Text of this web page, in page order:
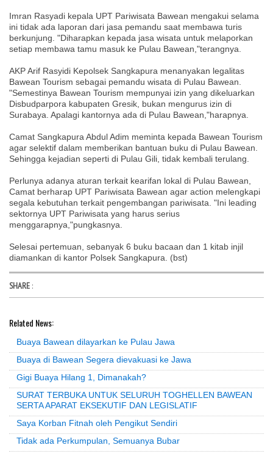
Imran Rasyadi kepala UPT Pariwisata Bawean mengakui selama
ini tidak ada laporan dari jasa pemandu saat membawa turis
berkunjung. "Diharapkan kepada jasa wisata untuk melaporkan
setiap membawa tamu masuk ke Pulau Bawean,"terangnya.
AKP Arif Rasyidi Kepolsek Sangkapura menanyakan legalitas
Bawean Tourism sebagai pemandu wisata di Pulau Bawean.
"Semestinya Bawean Tourism mempunyai izin yang dikeluarkan
Disbudparpora kabupaten Gresik, bukan mengurus izin di
Surabaya. Apalagi kantornya ada di Pulau Bawean,"harapnya.
Camat Sangkapura Abdul Adim meminta kepada Bawean Tourism
agar selektif dalam memberikan bantuan buku di Pulau Bawean.
Sehingga kejadian seperti di Pulau Gili, tidak kembali terulang.
Perlunya adanya aturan terkait kearifan lokal di Pulau Bawean,
Camat berharap UPT Pariwisata Bawean agar action melengkapi
segala kebutuhan terkait pengembangan pariwisata. "Ini leading
sektornya UPT Pariwisata yang harus serius
menggarapnya,"pungkasnya.
Selesai pertemuan, sebanyak 6 buku bacaan dan 1 kitab injil
diamankan di kantor Polsek Sangkapura. (bst)
SHARE :
Related News:
Buaya Bawean dilayarkan ke Pulau Jawa
Buaya di Bawean Segera dievakuasi ke Jawa
Gigi Buaya Hilang 1, Dimanakah?
SURAT TERBUKA UNTUK SELURUH TOGHELLEN BAWEAN
SERTA APARAT EKSEKUTIF DAN LEGISLATIF
Saya Korban Fitnah oleh Pengikut Sendiri
Tidak ada Perkumpulan, Semuanya Bubar